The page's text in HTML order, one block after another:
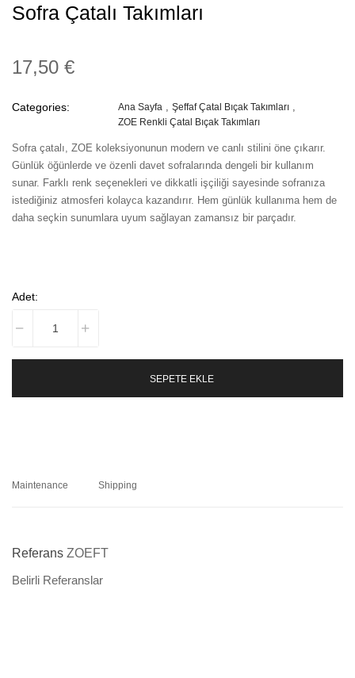
Sofra Çatalı Takımları
17,50 €
Categories: Ana Sayfa
Şeffaf Çatal Bıçak Takımları
ZOE Renkli Çatal Bıçak Takımları
Sofra çatalı, ZOE koleksiyonunun modern ve canlı stilini öne çıkarır.
Günlük öğünlerde ve özenli davet sofralarında dengeli bir kullanım
sunar. Farklı renk seçenekleri ve dikkatli işçiliği sayesinde sofranıza
istediğiniz atmosferi kolayca kazandırır. Hem günlük kullanıma hem de
daha seçkin sunumlara uyum sağlayan zamansız bir parçadır.
Adet:
SEPETE EKLE
Maintenance Shipping
Referans ZOEFT
Belirli Referanslar